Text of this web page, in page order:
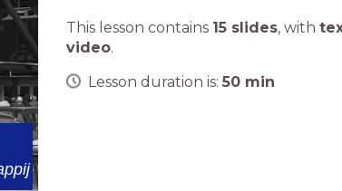
This lesson contains 15 slides, with
video.
Lesson duration is: 50 min